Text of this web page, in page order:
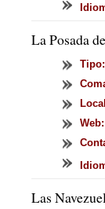
La Posada
Tipo:
Web:
Las